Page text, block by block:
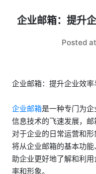
企业邮箱：提升
Posted
企业邮箱：提升企业效
企业邮箱是一种专门为
信息技术的飞速发展，邮
对于企业的日常运营和
将从企业邮箱的基本功
助企业更好地了解和利
率和形象。